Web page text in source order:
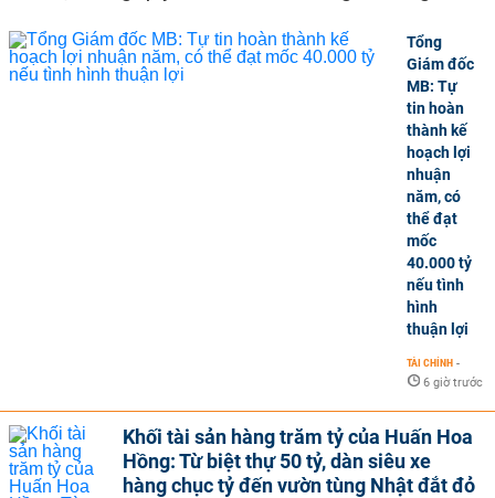
Tổng
Giám đốc
MB: Tự
tin hoàn
thành kế
hoạch lợi
nhuận
năm, có
thể đạt
mốc
40.000 tỷ
nếu tình
hình
thuận lợi
TÀI CHÍNH -
6 giờ trước
Khối tài sản hàng trăm tỷ của Huấn Hoa
Hồng: Từ biệt thự 50 tỷ, dàn siêu xe
hàng chục tỷ đến vườn tùng Nhật đắt đỏ